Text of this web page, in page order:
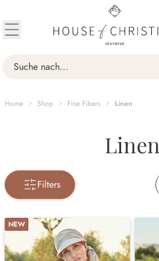
Search
Home Shop Fine Fibers Linen
Linen
Filters
NEW